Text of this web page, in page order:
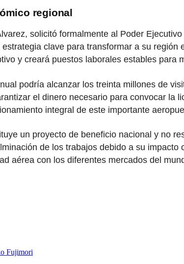
regional
solicitó formalmente al Poder
clave para transformar a su región
y creará puestos laborales estables para
podría alcanzar los treinta millones de
el dinero necesario para convocar la
integral de este importante
un proyecto de beneficio nacional y no
de los trabajos debido a su
aérea con los diferentes mercados del
Fujimori